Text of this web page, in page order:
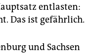
entlasten:
Das ist gefährlich.
und Sachsen